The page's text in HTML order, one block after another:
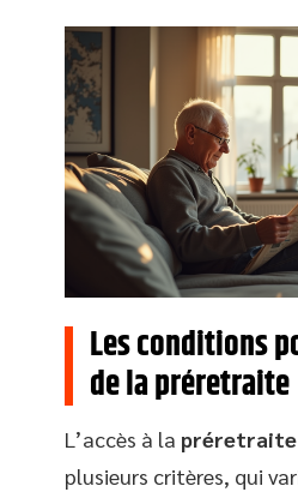
Les conditions
de la préretraite
L’accès à la préretraite
plusieurs critères, qui